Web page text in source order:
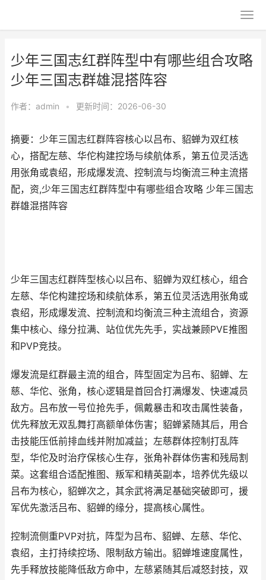
少年三国志红群阵型中有哪些组合攻略
少年三国志群雄混搭阵容
作者： admin • 更新时间：2026-06-30
摘要：少年三国志红群阵容核心以吕布、貂蝉为双红核
心，搭配左慈、华佗构建控场与续航体系，第五位灵活选
用张角或袁绍，形成爆发流、控制流与均衡流三种主流搭
配，资,少年三国志红群阵型中有哪些组合攻略 少年三国志
群雄混搭阵容
少年三国志红群阵型核心以吕布、貂蝉为双红核心，组合
左慈、华佗构建控场和续航体系，第五位灵活选用张角或
袁绍，形成爆发流、控制流和均衡流三种主流组合，资源
集中核心、缘分拉满、站位优先先手，实战兼顾PVE推图
和PVP竞技。
爆发流是红群最主流的组合，阵型固定为吕布、貂蝉、左
慈、华佗、张角，核心逻辑是首回合打满爆发、快速减员
敌方。吕布放一号位抢先手，佩戴暴击和攻击属性装备，
优先释放无双乱舞打高额单体伤害；貂蝉紧随其后，用合
击技能压低前排血线并附加减益；左慈群体控制打乱阵
型，华佗及时治疗保核心生存，张角补群体伤害和残局割
菜。这套组合适配推图、叛军和精英副本，培养优先级以
吕布为核心，貂蝉次之，其余武将满足基础突破即可，援
军优先激活吕布、貂蝉的缘分，提高核心属性。
控制流侧重PVP对抗，阵型为吕布、貂蝉、左慈、华佗、
袁绍，主打持续控场、限制敌方输出。貂蝉堆速度属性，
先手释放技能降低敌方命中，左慈紧随其后减怒封技，双